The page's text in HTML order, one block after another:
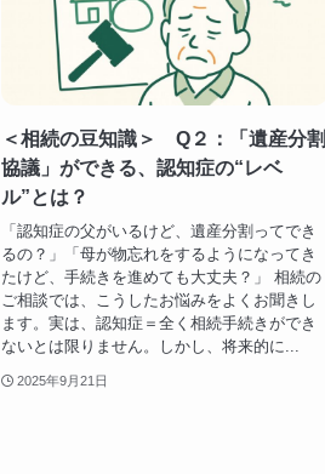
＜相続の豆知識＞ Q２：「遺産分割
協議」ができる、認知症の“レベ
ル”とは？
「認知症の父がいるけど、遺産分割ってでき
るの？」「母が物忘れをするようになってき
たけど、手続きを進めても大丈夫？」 相続の
ご相談では、こうしたお悩みをよくお聞きし
ます。実は、認知症＝全く相続手続きができ
ないとは限りません。しかし、将来的に...
2025年9月21日